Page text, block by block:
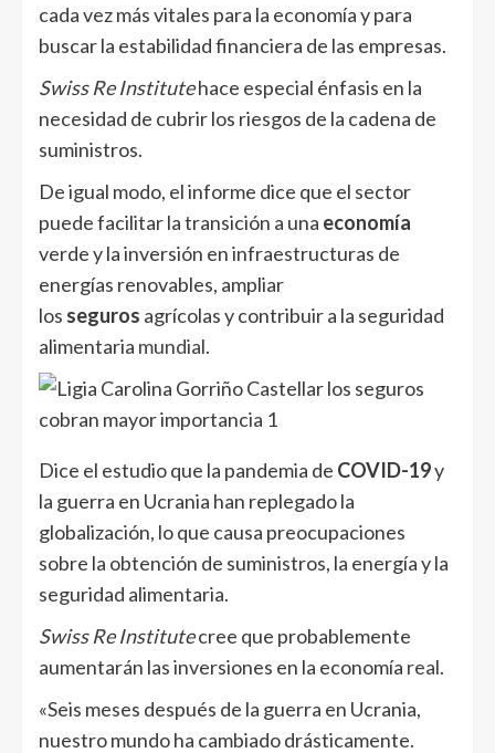
cada vez más vitales para la economía y para
buscar la estabilidad financiera de las empresas.
Swiss Re Institutehace especial énfasis en la
necesidad de cubrir los riesgos de la cadena de
suministros.
De igual modo, el informe dice que el sector
puede facilitar la transición a una economía
verde y la inversión en infraestructuras de
energías renovables, ampliar
los seguros agrícolas y contribuir a la seguridad
alimentaria mundial.
Dice el estudio que la pandemia de COVID-19y
la guerra en Ucrania han replegado la
globalización, lo que causa preocupaciones
sobre la obtención de suministros, la energía y la
seguridad alimentaria.
Swiss Re Institutecree que probablemente
aumentarán las inversiones en la economía real.
«Seis meses después de la guerra en Ucrania,
nuestro mundo ha cambiado drásticamente.